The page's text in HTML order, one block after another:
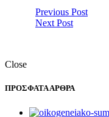
Previous Post
Next Post
Close
ΠΡΟΣΦΑΤΑ ΑΡΘΡΑ